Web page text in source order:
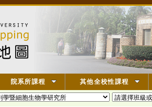
院系所課程 其他全校性課程